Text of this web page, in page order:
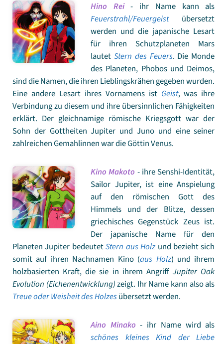
Hino Rei- ihr Name kann als
Feuerstrahl/Feuergeistübersetzt
werden und die japanische Lesart
für ihren Schutzplaneten Mars
lautet Stern des Feuers. Die Monde
des Planeten, Phobos und Deimos,
sind die Namen, die ihren Lieblingskrähen gegeben wurden.
Eine andere Lesart ihres Vornamens ist Geist, was ihre
Verbindung zu diesem und ihre übersinnlichen Fähigkeiten
erklärt. Der gleichnamige römische Kriegsgott war der
Sohn der Gottheiten Jupiter und Juno und eine seiner
zahlreichen Gemahlinnen war die Göttin Venus.
Kino Makoto - ihre Senshi-Identität,
Sailor Jupiter, ist eine Anspielung
auf den römischen Gott des
Himmels und der Blitze, dessen
griechisches Gegenstück Zeus ist.
Der japanische Name für den
Planeten Jupiter bedeutetStern aus Holz und bezieht sich
somit auf ihren Nachnamen Kino (aus Holz) und ihrem
holzbasierten Kraft, die sie in ihrem AngriffJupiter Oak
Evolution (Eichenentwicklung)zeigt. Ihr Name kann also als
Treue oder Weisheit des Holzes übersetzt werden.
Aino Minako - ihr Name wird als
schönes kleines Kind der Liebe